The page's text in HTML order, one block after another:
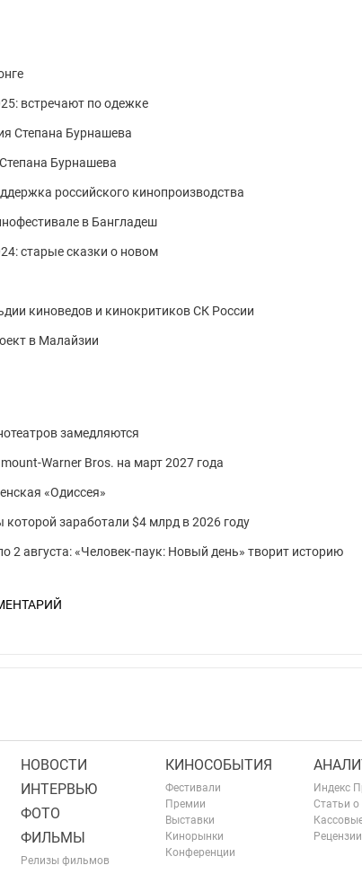
встречают по одежке
Степана Бурнашева
Бурнашева
российского кинопроизводства
в Бангладеш
старые сказки о новом
киноведов и кинокритиков СК России
в Малайзии
замедляются
Warner Bros. на март 2027 года
«Одиссея»
заработали $4 млрд в 2026 году
августа: «Человек-паук: Новый день» творит историю
НОВОСТИ
ИНТЕРВЬЮ
ФОТО
ФИЛЬМЫ
Релизы фильмов
КИНОСОБЫТИЯ
Фестивали
Премии
Выставки
Кинорынки
Конференции
Индекс
Статьи о
Рецензии